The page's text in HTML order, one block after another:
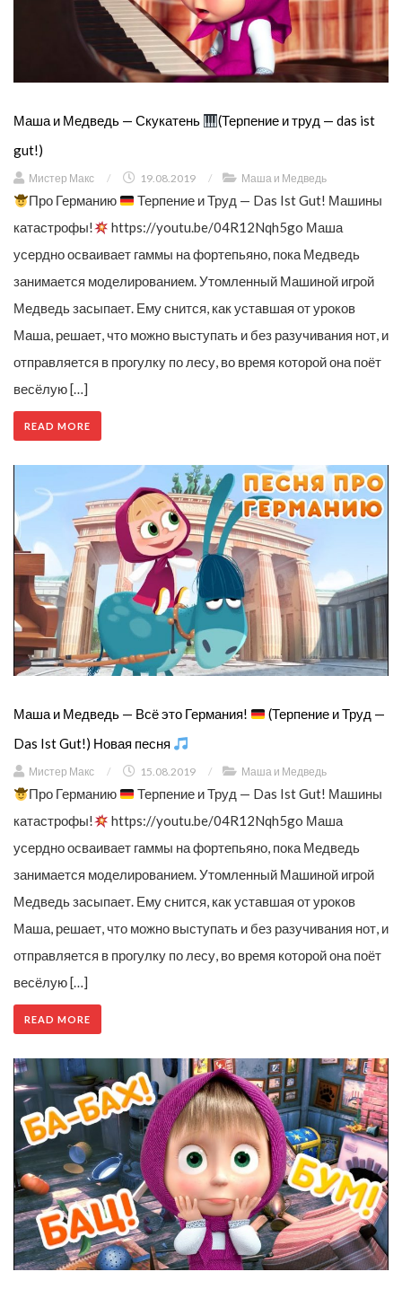
Маша и Медведь — Скукатень
(Терпение и труд — das ist
gut!)
Мистер Макс / 19.08.2019 / Маша и Медведь
Про Германию
Терпение и Труд — Das Ist Gut! Машины
катастрофы!
https://youtu.be/04R12Nqh5go Маша
усердно осваивает гаммы на фортепьяно, пока Медведь
занимается моделированием. Утомленный Машиной игрой
Медведь засыпает. Ему снится, как уставшая от уроков
Маша, решает, что можно выступать и без разучивания нот, и
отправляется в прогулку по лесу, во время которой она поёт
весёлую […]
READ MORE
Маша и Медведь — Всё это Германия!
(Терпение и Труд —
Das Ist Gut!) Новая песня
Мистер Макс / 15.08.2019 / Маша и Медведь
Про Германию
Терпение и Труд — Das Ist Gut! Машины
катастрофы!
https://youtu.be/04R12Nqh5go Маша
усердно осваивает гаммы на фортепьяно, пока Медведь
занимается моделированием. Утомленный Машиной игрой
Медведь засыпает. Ему снится, как уставшая от уроков
Маша, решает, что можно выступать и без разучивания нот, и
отправляется в прогулку по лесу, во время которой она поёт
весёлую […]
READ MORE